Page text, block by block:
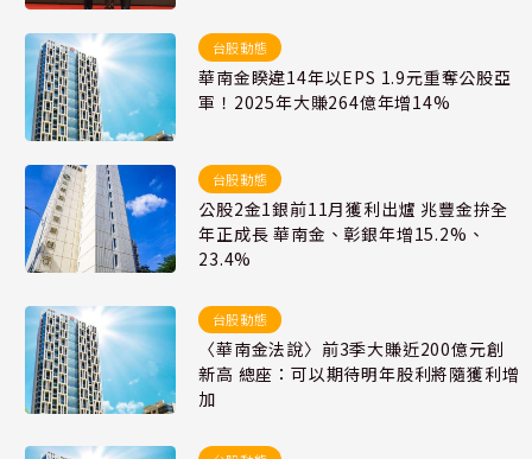
台股動態
華南金睽違14年以EPS 1.9元重奪公股亞
軍！2025年大賺264億年增14%
台股動態
公股2金1銀前11月獲利出爐 兆豐金拚全
年正成長 華南金、彰銀年增15.2%、
23.4%
台股動態
〈華南金法說〉前3季大賺近200億元創
新高 總座：可以期待明年股利將隨獲利增
加